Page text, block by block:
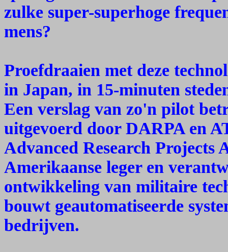
zulke super-superhoge
mens?
Proefdraaien met deze
in Japan, in 15-minuten
Een verslag van zo'n pilot
uitgevoerd door DARPA en
Advanced Research Projects
Amerikaanse leger en
ontwikkeling van militaire
bouwt geautomatiseerde
bedrijven.